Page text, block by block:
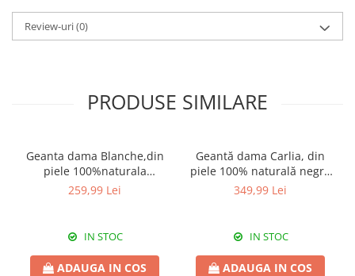
Review-uri(0)
PRODUSE SIMILARE
Geanta dama Blanche,din
piele 100%naturala
Italia,8246,negru
259,99 Lei
IN STOC
ADAUGA IN COS
Geantă dama Carlia, din
piele 100% naturală negru
8009
349,99 Lei
IN STOC
ADAUGA IN COS